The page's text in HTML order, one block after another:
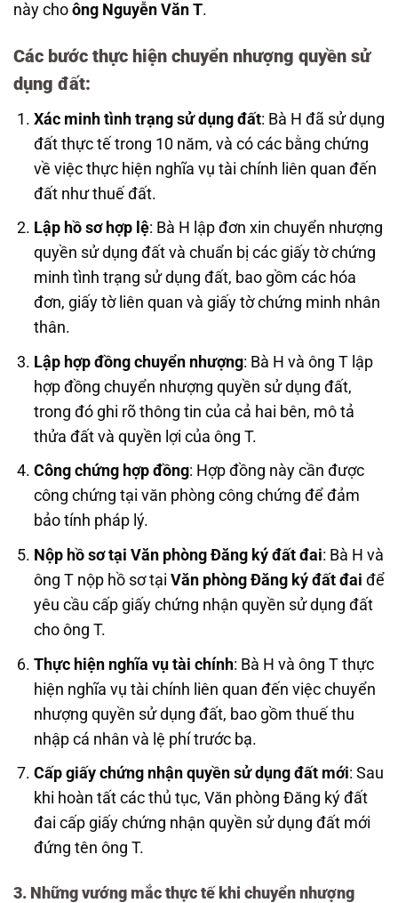
này cho ông Nguyễn Văn T.
Các bước thực hiện chuyển nhượng quyền sử
dụng đất:
Xác minh tình trạng sử dụng đất: Bà H đã sử dụng
đất thực tế trong 10 năm, và có các bằng chứng
về việc thực hiện nghĩa vụ tài chính liên quan đến
đất như thuế đất.
Lập hồ sơ hợp lệ: Bà H lập đơn xin chuyển nhượng
quyền sử dụng đất và chuẩn bị các giấy tờ chứng
minh tình trạng sử dụng đất, bao gồm các hóa
đơn, giấy tờ liên quan và giấy tờ chứng minh nhân
thân.
Lập hợp đồng chuyển nhượng: Bà H và ông T lập
hợp đồng chuyển nhượng quyền sử dụng đất,
trong đó ghi rõ thông tin của cả hai bên, mô tả
thửa đất và quyền lợi của ông T.
Công chứng hợp đồng: Hợp đồng này cần được
công chứng tại văn phòng công chứng để đảm
bảo tính pháp lý.
Nộp hồ sơ tại Văn phòng Đăng ký đất đai: Bà H và
ông T nộp hồ sơ tại Văn phòng Đăng ký đất đai để
yêu cầu cấp giấy chứng nhận quyền sử dụng đất
cho ông T.
Thực hiện nghĩa vụ tài chính: Bà H và ông T thực
hiện nghĩa vụ tài chính liên quan đến việc chuyển
nhượng quyền sử dụng đất, bao gồm thuế thu
nhập cá nhân và lệ phí trước bạ.
Cấp giấy chứng nhận quyền sử dụng đất mới: Sau
khi hoàn tất các thủ tục, Văn phòng Đăng ký đất
đai cấp giấy chứng nhận quyền sử dụng đất mới
đứng tên ông T.
3. Những vướng mắc thực tế khi chuyển nhượng